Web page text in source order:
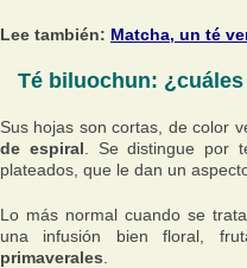
Lee también: Matcha, un té
Té biluochun:
Sus hojas son cortas, de color
de espiral . Se distingue por
plateados, que le dan un
Lo más normal cuando se
una infusión bien floral,
primaverales